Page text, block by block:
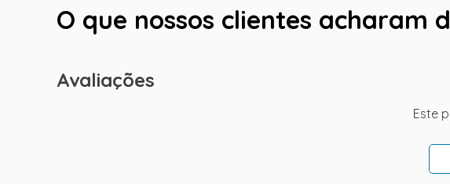
O que nossos clientes acharam
Avaliações
Este